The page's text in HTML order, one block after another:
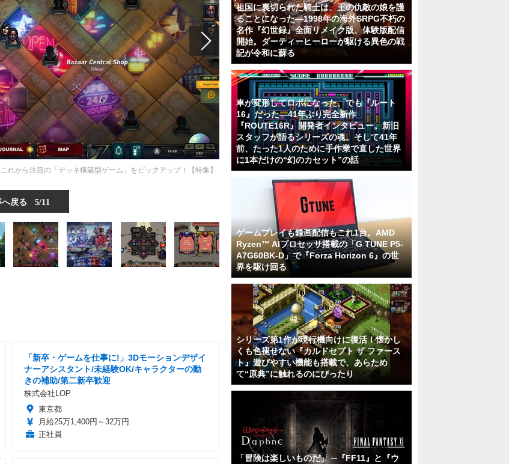
れから注目の「デッキ構築型ゲーム」をピックアップ！【特集】
へ戻る 5/11
「新卒・ゲームを仕事に!」3Dモーションデザイ
ナーアシスタント/未経験OK/キャラクターの動
きの補助/第二新卒歓迎
株式会社LOP
東京都
月給25万1,400円～32万円
正社員
祖国に裏切られた騎士は、王の仇敵の娘を護
ることになった―1998年の海外SRPG不朽の
名作『幻世録』全面リメイク版、体験版配信
開始。ダーティーヒーローが駆ける異色の戦
記が令和に蘇る
車が変形してロボになった、でも『ルート
16』だった―41年ぶり完全新作
『ROUTE16R』開発者インタビュー。新旧
スタッフが語るシリーズの魂。そして41年
前、たった1人のために手作業で直した世界
に1本だけの“幻のカセット”の話
ゲームプレイも録画配信もこれ1台。AMD
Ryzen™ AIプロセッサ搭載の「G TUNE P5-
A7G60BK-D」で『Forza Horizon 6』の世
界を駆け回る
シリーズ第1作が現行機向けに復活！懐かし
くも色褪せない『カルドセプト ザ ファース
ト』遊びやすい機能も搭載で、あらため
て“原典”に触れるのにぴったり
「冒険は楽しいものだ」 ─『FF11』と『ウ